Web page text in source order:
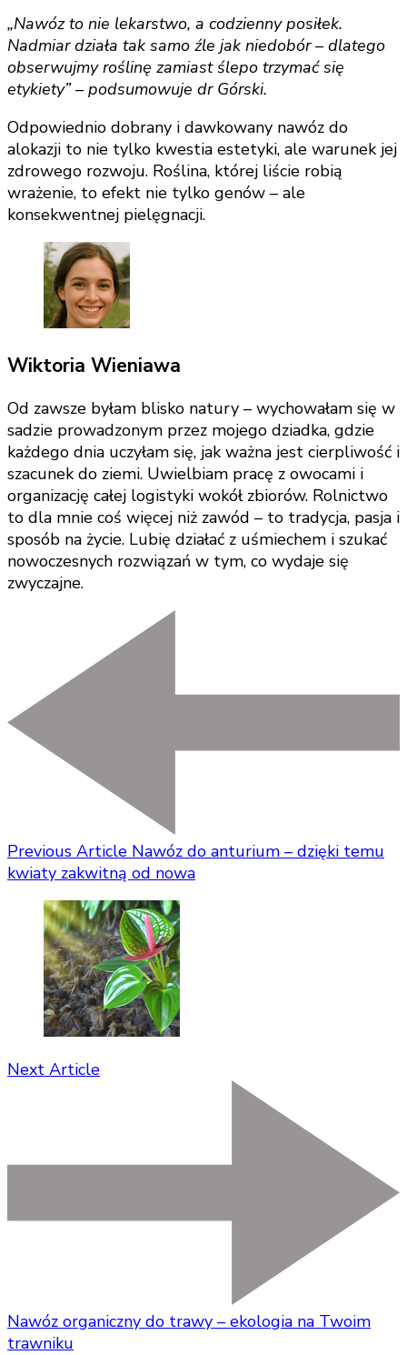
„Nawóz to nie lekarstwo, a codzienny posiłek.
Nadmiar działa tak samo źle jak niedobór – dlatego
obserwujmy roślinę zamiast ślepo trzymać się
etykiety” – podsumowuje dr Górski.
Odpowiednio dobrany i dawkowany nawóz do
alokazji to nie tylko kwestia estetyki, ale warunek jej
zdrowego rozwoju. Roślina, której liście robią
wrażenie, to efekt nie tylko genów – ale
konsekwentnej pielęgnacji.
Wiktoria Wieniawa
Od zawsze byłam blisko natury – wychowałam się w
sadzie prowadzonym przez mojego dziadka, gdzie
każdego dnia uczyłam się, jak ważna jest cierpliwość i
szacunek do ziemi. Uwielbiam pracę z owocami i
organizację całej logistyki wokół zbiorów. Rolnictwo
to dla mnie coś więcej niż zawód – to tradycja, pasja i
sposób na życie. Lubię działać z uśmiechem i szukać
nowoczesnych rozwiązań w tym, co wydaje się
zwyczajne.
Previous Article Nawóz do anturium – dzięki temu
kwiaty zakwitną od nowa
Next Article
Nawóz organiczny do trawy – ekologia na Twoim
trawniku